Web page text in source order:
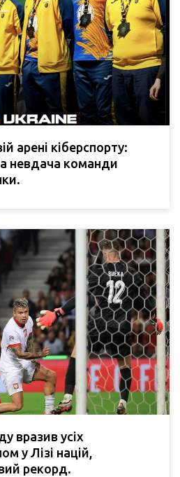
арені кіберспорту:
невдача команди
вразив усіх
у Лізі націй,
рекорд.